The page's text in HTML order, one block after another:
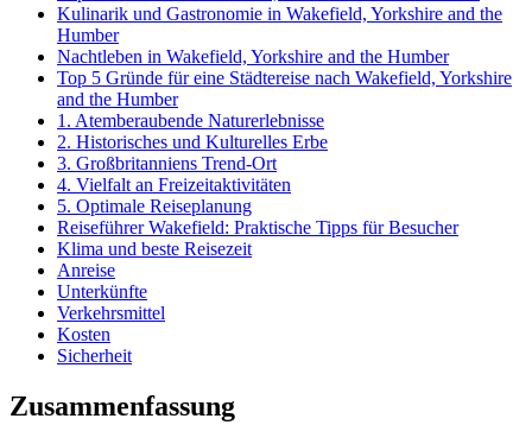
Kulinarik und Gastronomie in Wakefield, Yorkshire and the
Humber
Nachtleben in Wakefield, Yorkshire and the Humber
Top 5 Gründe für eine Städtereise nach Wakefield, Yorkshire
and the Humber
1. Atemberaubende Naturerlebnisse
2. Historisches und Kulturelles Erbe
3. Großbritanniens Trend-Ort
4. Vielfalt an Freizeitaktivitäten
5. Optimale Reiseplanung
Reiseführer Wakefield: Praktische Tipps für Besucher
Klima und beste Reisezeit
Anreise
Unterkünfte
Verkehrsmittel
Kosten
Sicherheit
Zusammenfassung